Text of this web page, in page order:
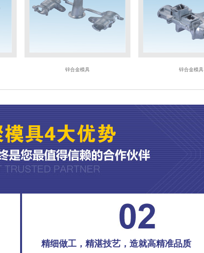
锌合金模具 锌合金模具
精细做工，精湛技艺，造就高精准品质